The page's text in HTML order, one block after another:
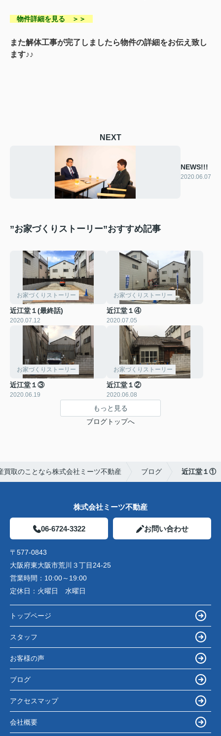
物件詳細を見る ＞＞
また解体工事が完了しましたら物件の詳細をお伝え致し
ます♪♪
NEXT
NEWS!!!
2020.06.07
”お家づくりストーリー”おすすめ記事
お家づくりストーリー
近江堂１(最終話)
2020.07.12
お家づくりストーリー
近江堂１④
2020.07.05
お家づくりストーリー
近江堂１③
2020.06.19
お家づくりストーリー
近江堂１②
2020.06.08
もっと見る
ブログトップへ
買取のことなら株式会社ミーツ不動産 ブログ 近江堂１①
株式会社ミーツ不動産
06-6724-3322 お問い合わせ
〒577-0843
大阪府東大阪市荒川３丁目24-25
営業時間： 10:00～19:00
定休日： 火曜日 水曜日
トップページ
スタッフ
お客様の声
ブログ
アクセスマップ
会社概要